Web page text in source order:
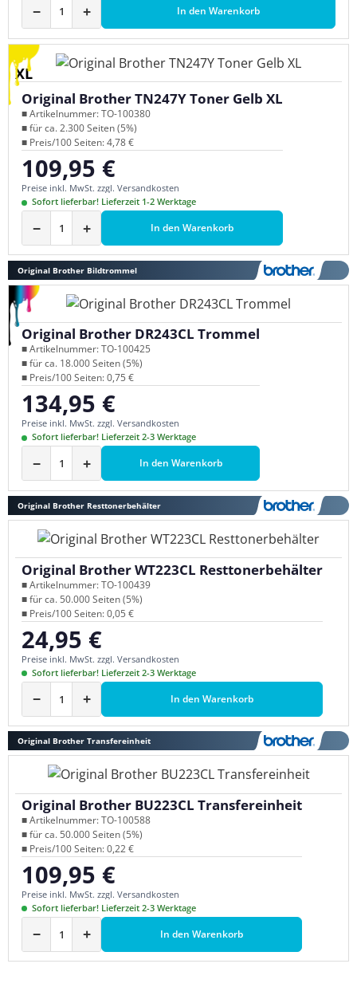
− + In den Warenkorb
XL
Original Brother TN247Y Toner Gelb XL
■ Artikelnummer: TO-100380
■ für ca. 2.300 Seiten (5%)
■ Preis/100 Seiten: 4,78 €
Regulärer Preis:
109,95 €
Preise inkl. MwSt. zzgl. Versandkosten
Sofort lieferbar! Lieferzeit 1-2 Werktage
− + In den Warenkorb
Original Brother Bildtrommel
Original Brother DR243CL Trommel
■ Artikelnummer: TO-100425
■ für ca. 18.000 Seiten (5%)
■ Preis/100 Seiten: 0,75 €
Regulärer Preis:
134,95 €
Preise inkl. MwSt. zzgl. Versandkosten
Sofort lieferbar! Lieferzeit 2-3 Werktage
− + In den Warenkorb
Original Brother Resttonerbehälter
Original Brother WT223CL Resttonerbehälter
■ Artikelnummer: TO-100439
■ für ca. 50.000 Seiten (5%)
■ Preis/100 Seiten: 0,05 €
Regulärer Preis:
24,95 €
Preise inkl. MwSt. zzgl. Versandkosten
Sofort lieferbar! Lieferzeit 2-3 Werktage
− + In den Warenkorb
Original Brother Transfereinheit
Original Brother BU223CL Transfereinheit
■ Artikelnummer: TO-100588
■ für ca. 50.000 Seiten (5%)
■ Preis/100 Seiten: 0,22 €
Regulärer Preis:
109,95 €
Preise inkl. MwSt. zzgl. Versandkosten
Sofort lieferbar! Lieferzeit 2-3 Werktage
− + In den Warenkorb